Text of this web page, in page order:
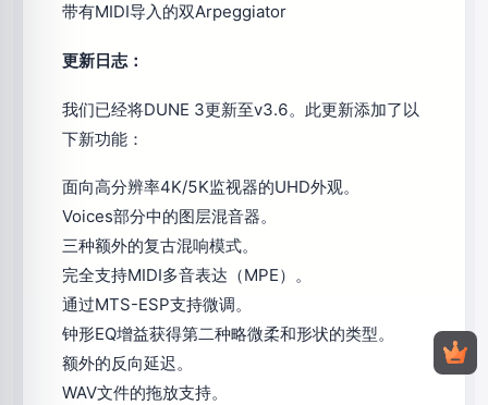
带有MIDI导入的双Arpeggiator
更新日志：
我们已经将DUNE 3更新至v3.6。此更新添加了以
下新功能：
面向高分辨率4K/5K监视器的UHD外观。
Voices部分中的图层混音器。
三种额外的复古混响模式。
完全支持MIDI多音表达（MPE）。
通过MTS-ESP支持微调。
钟形EQ增益获得第二种略微柔和形状的类型。
额外的反向延迟。
WAV文件的拖放支持。